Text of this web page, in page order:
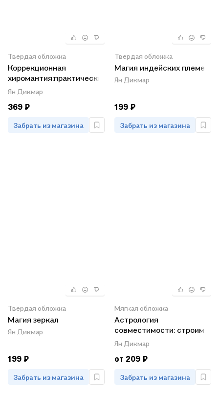
Твердая обложка
Коррекционная
хиромантия:практический
курс
Ян Дикмар
369 ₽
Забрать из магазина
Твердая обложка
Магия индейских племен
Ян Дикмар
199 ₽
Забрать из магазина
Твердая обложка
Магия зеркал
Ян Дикмар
199 ₽
Забрать из магазина
Мягкая обложка
Астрология
совместимости: строим
идеальные отношения
Ян Дикмар
от 209 ₽
Забрать из магазина